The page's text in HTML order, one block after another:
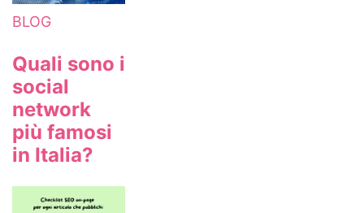
BLOG
Quali sono i
social
network
più famosi
in Italia?